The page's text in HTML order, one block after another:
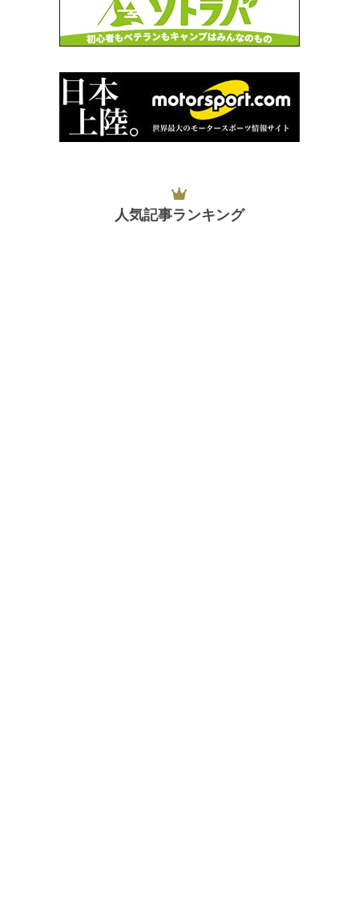
人気記事ランキング